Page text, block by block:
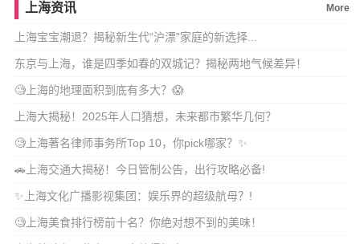
上海资讯 More
上海宝宝潮退？揭秘新生代“沪漂”家庭的新选择...
东京与上海，谁是四季如春的双城记？揭秘两地气候差异！
🧐上海的地理面积到底有多大？😱
上海大揭秘！2025年人口猜想，未来都市繁华几何？
🧐上海著名律师事务所Top 10，你pick哪家？✨
🚗上海交通大揭秘！今日管制公告，出行攻略必备!
✨上海文化广播影视集团：娱乐界的超级航母？!
🧐上海美食排行榜前十名？你绝对想不到的美味！